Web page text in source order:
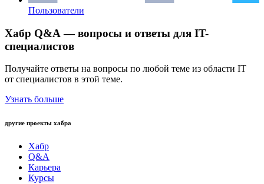
Пользователи
Хабр Q&A — вопросы и ответы для IT-
специалистов
Получайте ответы на вопросы по любой теме из области IT
от специалистов в этой теме.
Узнать больше
другие проекты хабра
Хабр
Q&A
Карьера
Курсы